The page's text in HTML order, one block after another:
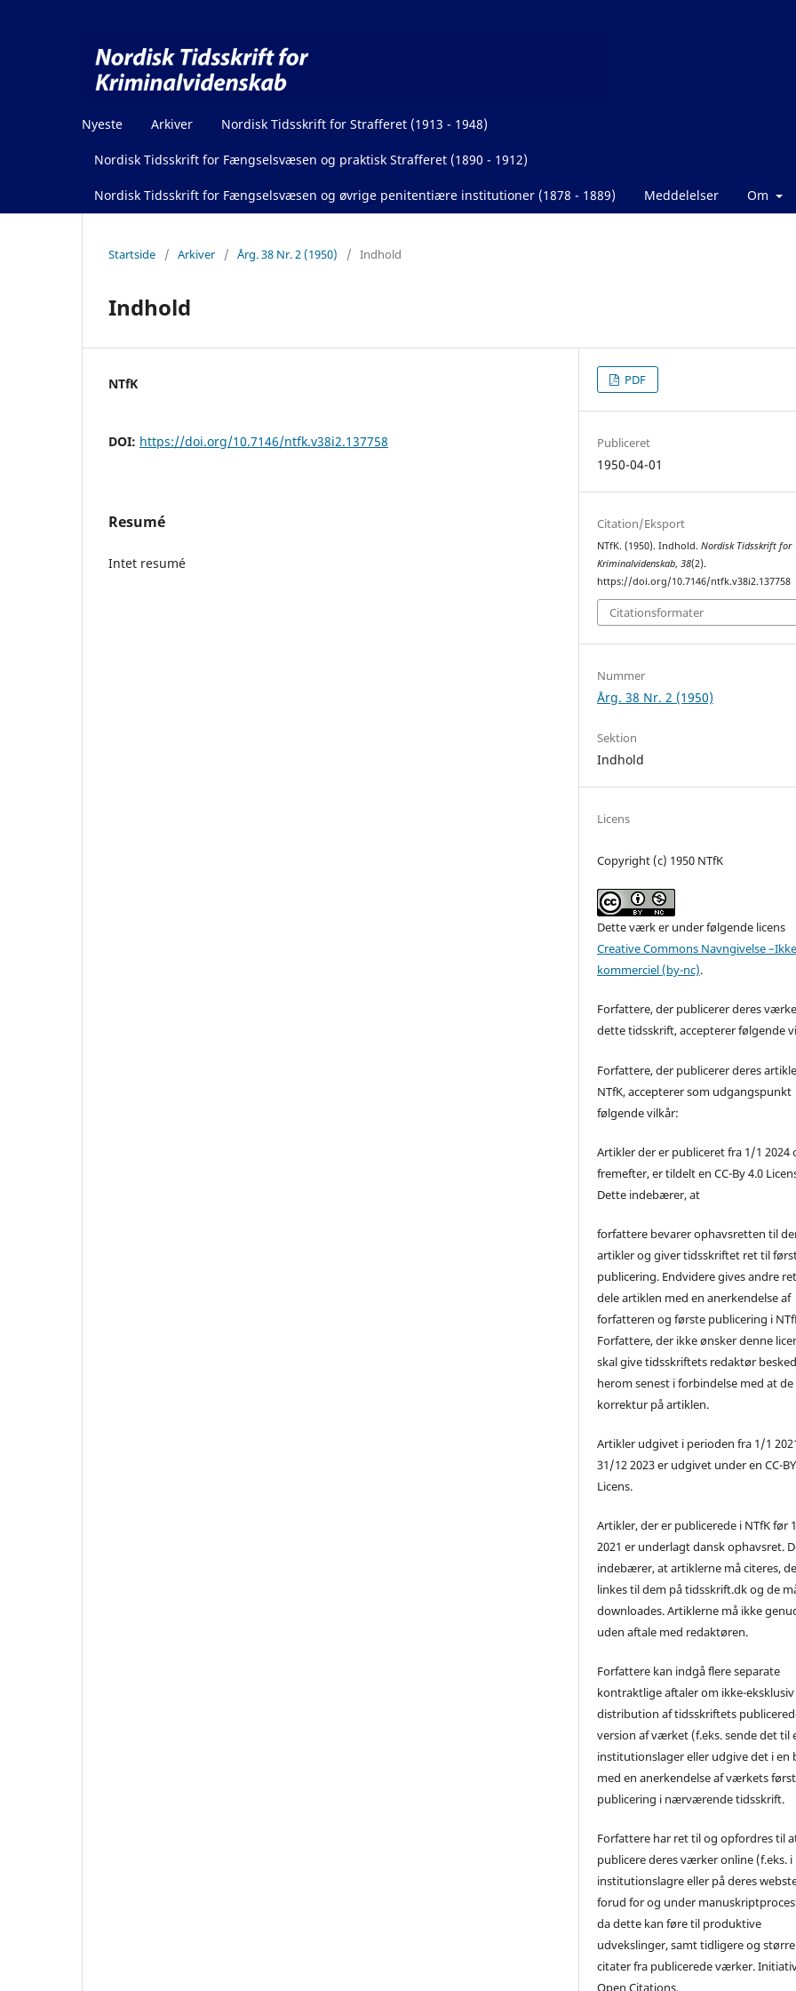
Nyeste Arkiver Nordisk Tidsskrift for Strafferet (1913 - 1948)
Nordisk Tidsskrift for Fængselsvæsen og praktisk Strafferet (1890 - 1912)
Nordisk Tidsskrift for Fængselsvæsen og øvrige penitentiære institutioner (1878 - 1889) Meddelelser Om
Startside / Arkiver / Årg. 38 Nr. 2 (1950) / Indhold
Indhold
NTfK
DOI: https://doi.org/10.7146/ntfk.v38i2.137758
Resumé
Intet resumé
PDF
Publiceret
1950-04-01
Citation/Eksport
NTfK. (1950). Indhold.Nordisk Tidsskrift for
Kriminalvidenskab,38(2).
https://doi.org/10.7146/ntfk.v38i2.137758
Citationsformater
Nummer
Årg. 38 Nr. 2 (1950)
Sektion
Indhold
Licens
Copyright (c) 1950 NTfK
Dette værk er under følgende licens
Creative Commons Navngivelse
kommerciel (by-nc).
Forfattere, der publicerer deres
dette tidsskrift, accepterer følgende
Forfattere, der publicerer deres
NTfK, accepterer som udgangspunkt
følgende vilkår:
Artikler der er publiceret fra 1/1 2024
fremefter, er tildelt en CC-By 4.0
Dette indebærer, at
forfattere bevarer ophavsretten til
artikler og giver tidsskriftet ret til
publicering. Endvidere gives andre
dele artiklen med en anerkendelse af
forfatteren og første publicering i
Forfattere, der ikke ønsker denne
skal give tidsskriftets redaktør besked
herom senest i forbindelse med at
korrektur på artiklen.
Artikler udgivet i perioden fra 1/1
31/12 2023 er udgivet under en CC-
Licens.
Artikler, der er publicerede i NTfK før
2021 er underlagt dansk ophavsret.
indebærer, at artiklerne må citeres,
linkes til dem på tidsskrift.dk og de
downloades. Artiklerne må ikke
uden aftale med redaktøren.
Forfattere kan indgå flere separate
kontraktlige aftaler om ikke-eksklusiv
distribution af tidsskriftets
version af værket (f.eks. sende det til
institutionslager eller udgive det i en
med en anerkendelse af værkets
publicering i nærværende tidsskrift.
Forfattere har ret til og opfordres til
publicere deres værker online (f.eks. i
institutionslagre eller på deres
forud for og under
da dette kan føre til produktive
udvekslinger, samt tidligere og større
citater fra publicerede værker.
Open Citations.